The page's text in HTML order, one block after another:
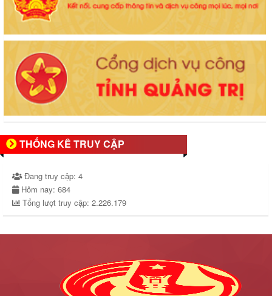
THỐNG KÊ TRUY CẬP
Đang truy cập: 4
Hôm nay: 684
Tổng lượt truy cập: 2.226.179